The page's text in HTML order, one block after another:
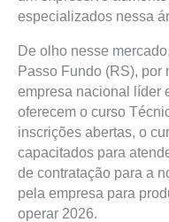
especializados nessa
De olho nesse
Passo Fundo (RS), por
empresa nacional líder
oferecem o curso
inscrições abertas, o
capacitados para
de contratação para a
pela empresa para
operar 2026.